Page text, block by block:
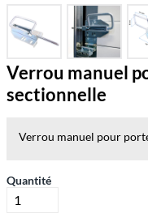
Verrou manuel
sectionnelle
Verrou manuel pour
Quantité